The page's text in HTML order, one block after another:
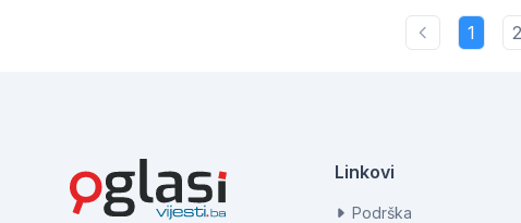
1 2
Linkovi
Podrška